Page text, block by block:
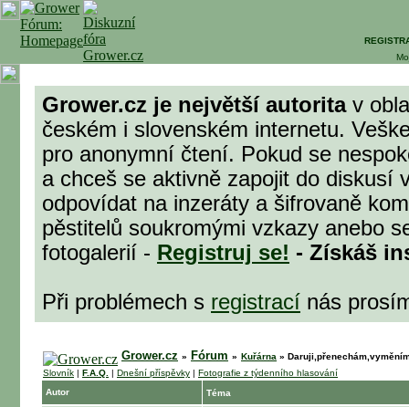
Grower.cz je největší autoritav
českém i slovenském internetu.
pro anonymní čtení. Pokud se
a chceš se aktivně zapojit do diskusí
odpovídat na inzeráty a šifrovaně
pěstitelů soukromými vzkazy anebo
fotogalerií - Registruj se! - Získáš
Při problémech s registrací nás
Grower.cz » Fórum » Kuřárna »
Slovník | F.A.Q. | Dnešní příspěvky | Fotografie z týdenního hlasování
Autor
Téma